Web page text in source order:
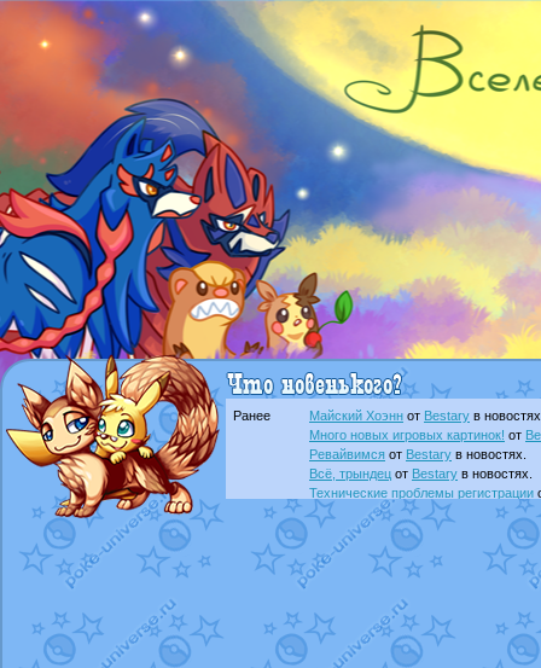
Ранее Майский Хоэнн от Bestary в
Много новых игровых картинок! от
Ревайвимся от Bestary в новостях.
Всё, трындец от Bestary в новостях.
Технические проблемы регистрации
доброе утро славянеот Dakkuв
Йолда и Мимикьюот MavisNyanCat
Недовольный котомангуст
от
The Dark Wishmakerот Randomon в
в
ilovearceus
Raging Boltот GraceDaFox
в
Shadow mismagius от
в